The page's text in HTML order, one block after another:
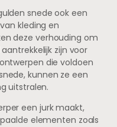
snede ook een
kleding en
deze verhouding om
zijn voor
die voldoen
kunnen ze een
uitstralen.
een jurk maakt,
elementen zoals